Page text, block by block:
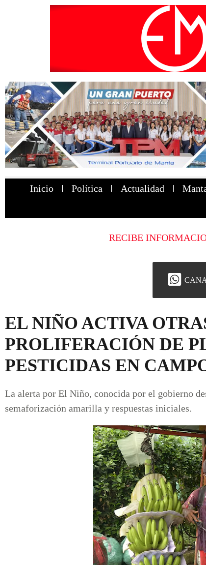
Inicio Política Actualidad
RECIBE
EL NIÑO ACTIVA
PROLIFERACIÓN DE
PESTICIDAS EN
La alerta por El Niño, conocida por el gobierno
semaforización amarilla y respuestas iniciales.